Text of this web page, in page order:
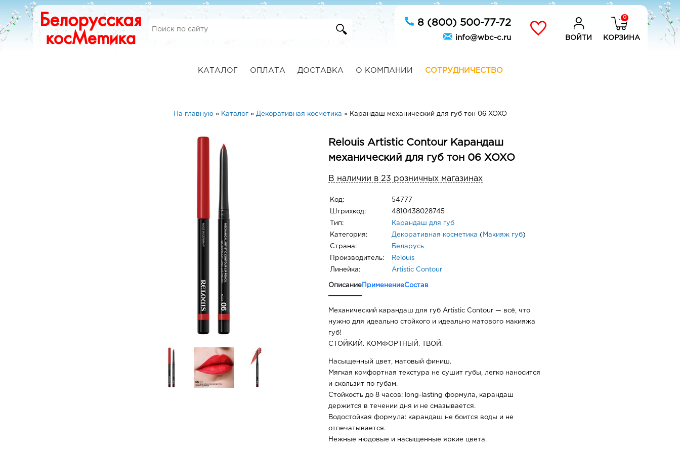
8 (800) 500-77-72
info@wbc-c.ru ВОЙТИ
0
КОРЗИНА
КАТАЛОГ ОПЛАТА ДОСТАВКА О КОМПАНИИ СОТРУДНИЧЕСТВО
На главную» Каталог» Декоративная косметика » Карандаш механический для губ тон 06 XOXO
Relouis Artistic Contour Карандаш
механический для губ тон 06 XOXO
В наличии в 23 розничных магазинах
Код: 54777
Штрихкод: 4810438028745
Тип: Карандаш для губ
Категория: Декоративная косметика ( Макияж губ)
Страна: Беларусь
Производитель: Relouis
Линейка: Artistic Contour
Описание ПрименениеСостав
Механический карандаш для губ Artistic Contour — всё, что
нужно для идеально стойкого и идеально матового макияжа
губ!
СТОЙКИЙ. КОМФОРТНЫЙ. ТВОЙ.
Насыщенный цвет, матовый финиш.
Мягкая комфортная текстура не сушит губы, легко наносится
и скользит по губам.
Стойкость до 8 часов: long-lasting формула, карандаш
держится в течении дня и не смазывается.
Водостойкая формула: карандаш не боится воды и не
отпечатывается.
Нежные нюдовые и насыщенные яркие цвета.